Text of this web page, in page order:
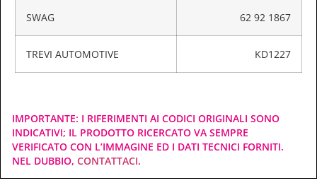
SWAG 62 92 1867
TREVI AUTOMOTIVE KD1227
IMPORTANTE: I RIFERIMENTI AI CODICI ORIGINALI SONO
INDICATIVI; IL PRODOTTO RICERCATO VA SEMPRE
VERIFICATO CON L’IMMAGINE ED I DATI TECNICI FORNITI.
NEL DUBBIO, CONTATTACI.